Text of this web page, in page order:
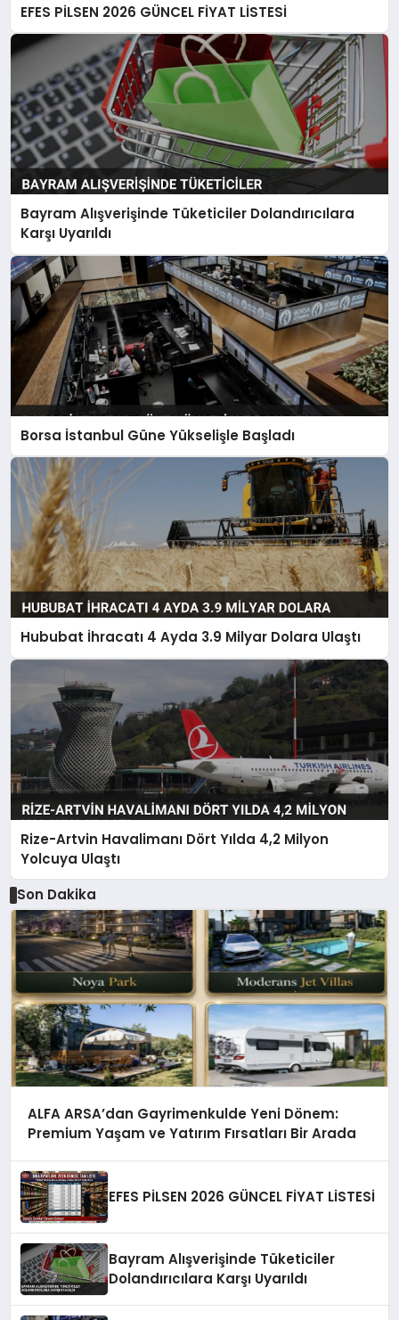
EFES PİLSEN 2026 GÜNCEL FİYAT LİSTESİ
Bayram Alışverişinde Tüketiciler Dolandırıcılara
Karşı Uyarıldı
Borsa İstanbul Güne Yükselişle Başladı
Hububat İhracatı 4 Ayda 3.9 Milyar Dolara Ulaştı
Rize-Artvin Havalimanı Dört Yılda 4,2 Milyon
Yolcuya Ulaştı
Son Dakika
ALFA ARSA’dan Gayrimenkulde Yeni Dönem:
Premium Yaşam ve Yatırım Fırsatları Bir Arada
EFES PİLSEN 2026 GÜNCEL FİYAT LİSTESİ
Bayram Alışverişinde Tüketiciler
Dolandırıcılara Karşı Uyarıldı